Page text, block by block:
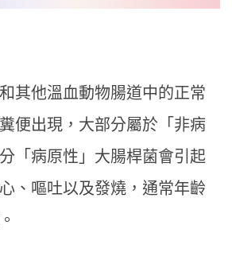
其他溫血動物腸道中的正常
便出現，大部分屬於「非病
「病原性」大腸桿菌會引起
、嘔吐以及發燒，通常年齡